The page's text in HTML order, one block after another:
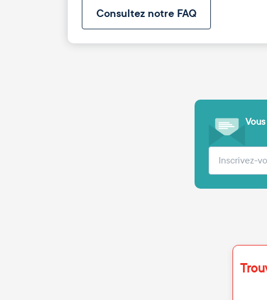
Consultez notre FAQ
Votre